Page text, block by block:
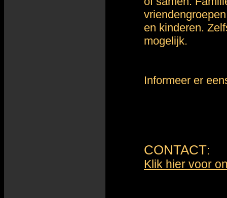
en kinderen.
mogelijk.
Informeer er
CONTACT:
Klik hier voor